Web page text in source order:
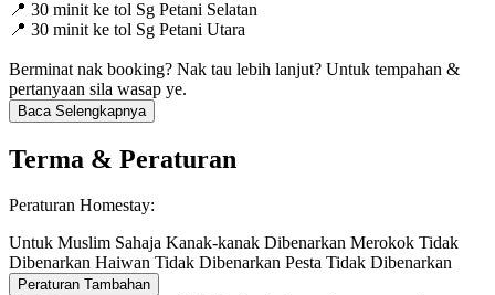
📍 30 minit ke tol Sg Petani Selatan
📍 30 minit ke tol Sg Petani Utara
Berminat nak booking? Nak tau lebih lanjut? Untuk tempahan &
pertanyaan sila wasap ye.
Baca Selengkapnya
Terma & Peraturan
Peraturan Homestay:
Untuk Muslim Sahaja Kanak-kanak Dibenarkan Merokok Tidak
Dibenarkan Haiwan Tidak Dibenarkan Pesta Tidak Dibenarkan
Peraturan Tambahan